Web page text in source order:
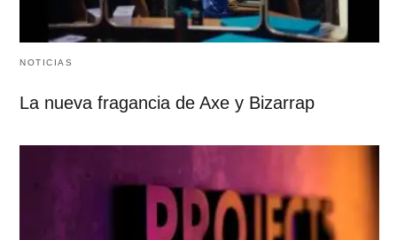
NOTICIAS
La nueva fragancia de Axe y Bizarrap